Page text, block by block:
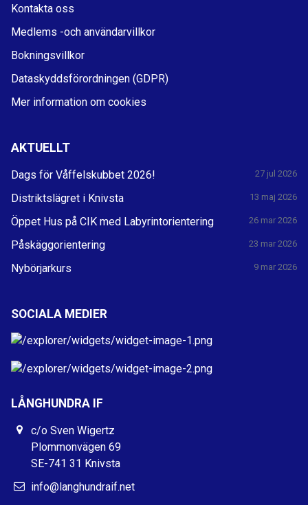
Kontakta oss
Medlems -och användarvillkor
Bokningsvillkor
Dataskyddsförordningen (GDPR)
Mer information om cookies
AKTUELLT
Dags för Våffelskubbet 2026! 27 jul 2026
Distriktslägret i Knivsta 13 maj 2026
Öppet Hus på CIK med Labyrintorientering 26 mar 2026
Påskäggorientering 23 mar 2026
Nybörjarkurs 9 mar 2026
SOCIALA MEDIER
LÅNGHUNDRA IF
c/o Sven Wigertz
Plommonvägen 69
SE-741 31 Knivsta
info@langhundraif.net